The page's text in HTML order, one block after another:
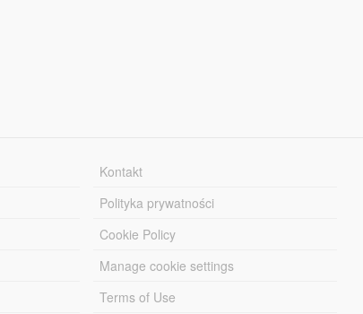
Kontakt
Polityka prywatności
Cookie Policy
Manage cookie settings
Terms of Use